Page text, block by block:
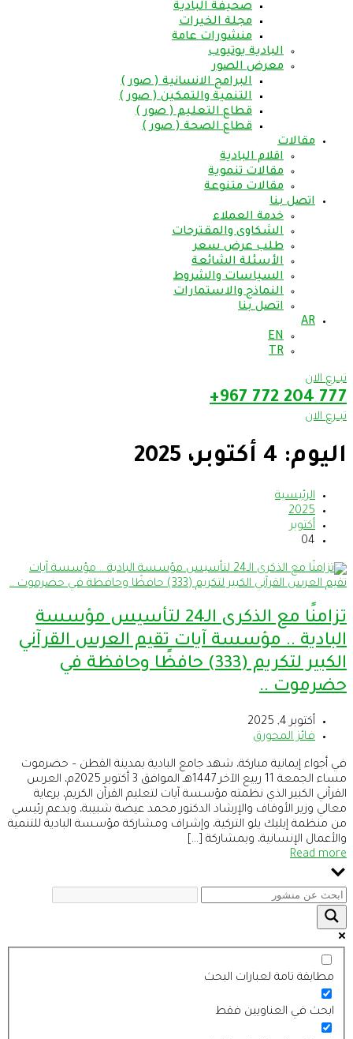
صحيفة البادية
مجلة الخيرات
منشورات عامة
البادية يوتيوب
معرض الصور
البرامج الانسانية ( صور )
التنمية والتمكين ( صور )
قطاع التعليم ( صور )
قطاع الصحة ( صور )
مقالات
اقلام البادية
مقالات تنموية
مقالات متنوعة
اتصل بنا
خدمة العملاء
الشكاوى والمقترحات
طلب عرض سعر
الأسئلة الشائعة
السياسات والشروط
النماذج والاستمارات
اتصل بنا
AR
EN
TR
تبــرع الان
777 204 772 967+
تبــرع الان
اليوم: 4 أكتوبر، 2025
الرئيسية
2025
أكتوبر
04
تزامنًا مع الذكرى الـ24 لتأسيس مؤسسة
البادية .. مؤسسة آيات تقيم العرس القرآني
الكبير لتكريم (333) حافظًا وحافظة في
حضرموت ..
أكتوبر 4, 2025
فائز المحورق
في أجواء إيمانية مباركة، شهد جامع البادية بمدينة القطن – حضرموت
مساء الجمعة 11 ربيع الآخر 1447هـ الموافق 3 أكتوبر 2025م، العرس
القرآني الكبير الذي نظمته مؤسسة آيات لتعليم القرآن الكريم، برعاية
معالي وزير الأوقاف والإرشاد الدكتور محمد عيضة شبيبة، وبدعم رئيسي
من منظمة إيليك يلو التركية، وإشراف ومشاركة مؤسسة البادية للتنمية
والأعمال الإنسانية، وبمشاركة […]
Read more
مطابقة تامة لعبارات البحث
ابحث في العناويين فقط